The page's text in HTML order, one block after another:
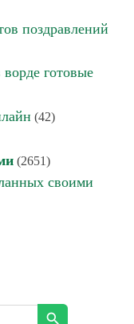
поздравлений
готовые
(42)
(2651)
своими